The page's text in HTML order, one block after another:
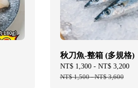
秋刀魚-整箱 (多規格)
Sale
price
NT$ 1,300- NT$ 3,200
NT$ 1,500-NT$ 3,600